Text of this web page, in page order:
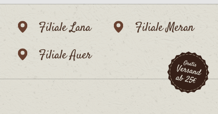
Filiale Lana
Filiale Meran
Filiale Auer